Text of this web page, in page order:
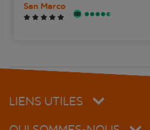
San Marco
LIENS UTILES